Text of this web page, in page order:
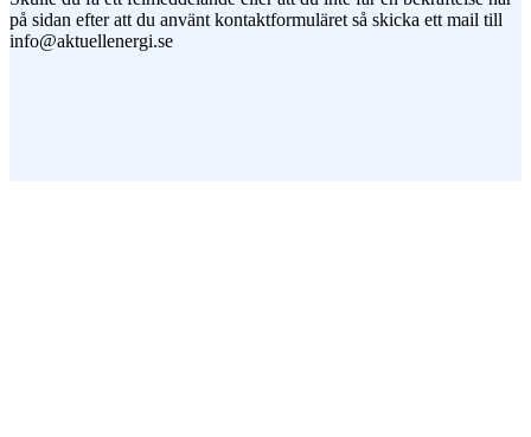
på sidan efter att du använt kontaktformuläret så skicka ett mail till
info@aktuellenergi.se